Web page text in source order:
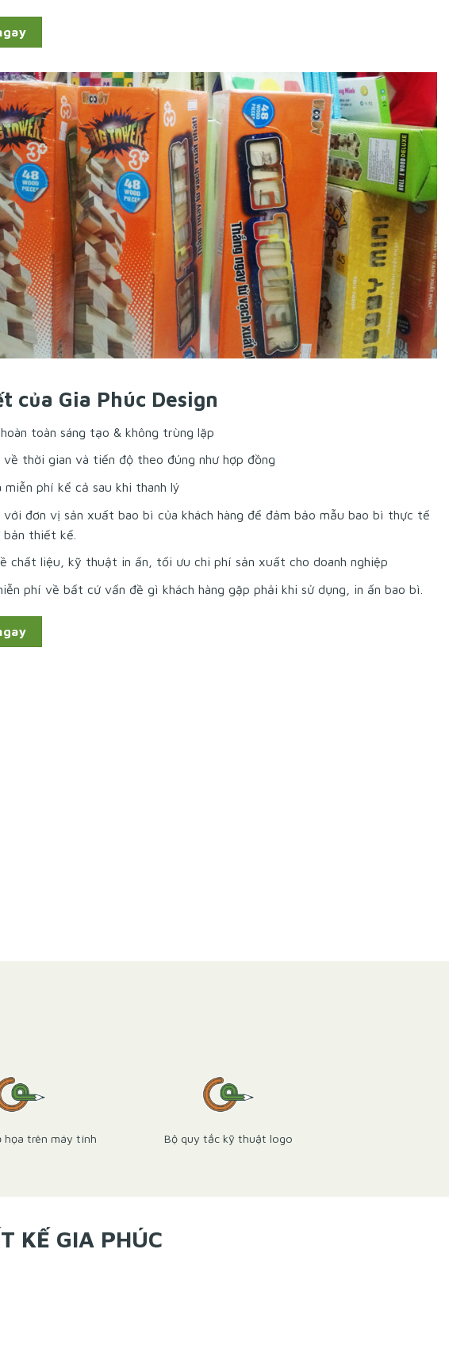
của Gia Phúc Design
toàn sáng tạo & không trùng lặp
thời gian và tiến độ theo đúng như hợp đồng
miễn phí kể cả sau khi thanh lý
với đơn vị sản xuất bao bì của khách hàng để đảm bảo mẫu bao bì thực tế
bản thiết kế.
chất liệu, kỹ thuật in ấn, tối ưu chi phí sản xuất cho doanh nghiệp
phí về bất cứ vấn đề gì khách hàng gặp phải khi sử dụng, in ấn bao bì.
họa trên máy tính Bộ quy tắc kỹ thuật logo
KẾ GIA PHÚC